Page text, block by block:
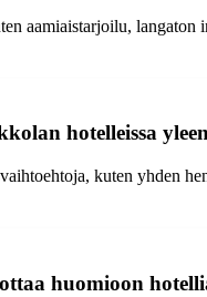
aamiaistarjoilu,
hotelleissa
kuten yhden
huomioon